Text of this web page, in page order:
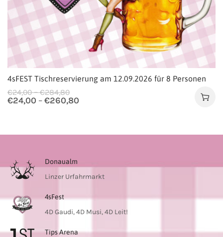
4sFEST Tischreservierung am 12.09.2026 für 8 Personen
€24,00 –€284,80
€24,00 – €260,80
Donaualm
Linzer Urfahrmarkt
4sFest
4D Gaudi, 4D Musi, 4D Leit!
Tips Arena